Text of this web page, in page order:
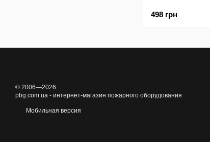
498 грн
© 2006—2026
pbg.com.ua - интернет-магазин пожарного оборудования
Мобильная версия